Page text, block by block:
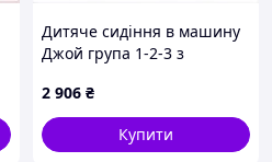
Дитяче сидіння в машину
Джой група 1-2-3 з
2 906 ₴
Купити